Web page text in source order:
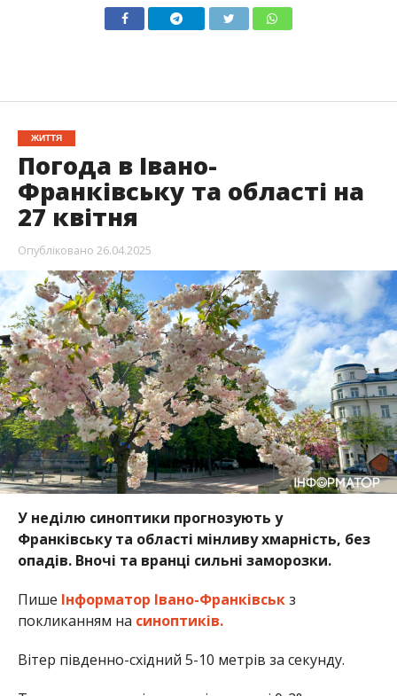
ЖИТТЯ
Погода в Івано-
Франківську та області на
27 квітня
Опубліковано 26.04.2025
У неділю синоптики прогнозують у
Франківську та області мінливу хмарність, без
опадів. Вночі та вранці сильні заморозки.
Пише Інформатор Івано-Франківськз
покликанням на синоптиків.
Вітер південно-східний 5-10 метрів за секунду.